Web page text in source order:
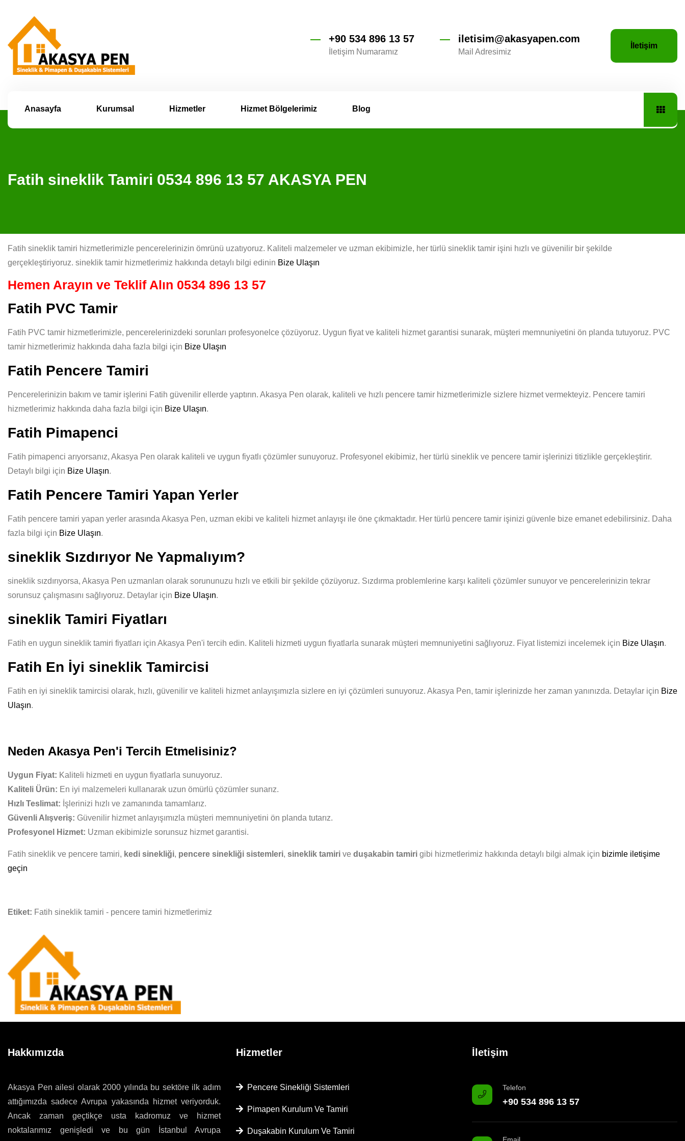
+90 534 896 13 57
İletişim Numaramız
iletisim@akasyapen.com
Mail Adresimiz
İletişim
Anasayfa Kurumsal Hizmetler Hizmet Bölgelerimiz Blog
Fatih sineklik Tamiri 0534 896 13 57 AKASYA PEN
Fatih sineklik tamiri hizmetlerimizle pencerelerinizin ömrünü uzatıyoruz. Kaliteli malzemeler ve uzman ekibimizle, her türlü sineklik tamir işini hızlı ve güvenilir bir şekilde
gerçekleştiriyoruz. sineklik tamir hizmetlerimiz hakkında detaylı bilgi edinin Bize Ulaşın
Hemen Arayın ve Teklif Alın 0534 896 13 57
Fatih PVC Tamir
Fatih PVC tamir hizmetlerimizle, pencerelerinizdeki sorunları profesyonelce çözüyoruz. Uygun fiyat ve kaliteli hizmet garantisi sunarak, müşteri memnuniyetini ön planda tutuyoruz. PVC
tamir hizmetlerimiz hakkında daha fazla bilgi için Bize Ulaşın
Fatih Pencere Tamiri
Pencerelerinizin bakım ve tamir işlerini Fatih güvenilir ellerde yaptırın. Akasya Pen olarak, kaliteli ve hızlı pencere tamir hizmetlerimizle sizlere hizmet vermekteyiz. Pencere tamiri
hizmetlerimiz hakkında daha fazla bilgi için Bize Ulaşın.
Fatih Pimapenci
Fatih pimapenci arıyorsanız, Akasya Pen olarak kaliteli ve uygun fiyatlı çözümler sunuyoruz. Profesyonel ekibimiz, her türlü sineklik ve pencere tamir işlerinizi titizlikle gerçekleştirir.
Detaylı bilgi için Bize Ulaşın.
Fatih Pencere Tamiri Yapan Yerler
Fatih pencere tamiri yapan yerler arasında Akasya Pen, uzman ekibi ve kaliteli hizmet anlayışı ile öne çıkmaktadır. Her türlü pencere tamir işinizi güvenle bize emanet edebilirsiniz. Daha
fazla bilgi için Bize Ulaşın.
sineklik Sızdırıyor Ne Yapmalıyım?
sineklik sızdırıyorsa, Akasya Pen uzmanları olarak sorununuzu hızlı ve etkili bir şekilde çözüyoruz. Sızdırma problemlerine karşı kaliteli çözümler sunuyor ve pencerelerinizin tekrar
sorunsuz çalışmasını sağlıyoruz. Detaylar için Bize Ulaşın.
sineklik Tamiri Fiyatları
Fatih en uygun sineklik tamiri fiyatları için Akasya Pen'i tercih edin. Kaliteli hizmeti uygun fiyatlarla sunarak müşteri memnuniyetini sağlıyoruz. Fiyat listemizi incelemek için Bize Ulaşın.
Fatih En İyi sineklik Tamircisi
Fatih en iyi sineklik tamircisi olarak, hızlı, güvenilir ve kaliteli hizmet anlayışımızla sizlere en iyi çözümleri sunuyoruz. Akasya Pen, tamir işlerinizde her zaman yanınızda. Detaylar için Bize
Ulaşın.
Neden Akasya Pen'i Tercih Etmelisiniz?
Uygun Fiyat: Kaliteli hizmeti en uygun fiyatlarla sunuyoruz.
Kaliteli Ürün: En iyi malzemeleri kullanarak uzun ömürlü çözümler sunarız.
Hızlı Teslimat: İşlerinizi hızlı ve zamanında tamamlarız.
Güvenli Alışveriş: Güvenilir hizmet anlayışımızla müşteri memnuniyetini ön planda tutarız.
Profesyonel Hizmet: Uzman ekibimizle sorunsuz hizmet garantisi.
Fatih sineklik ve pencere tamiri, kedi sinekliği, pencere sinekliği sistemleri, sineklik tamiri ve duşakabin tamiri gibi hizmetlerimiz hakkında detaylı bilgi almak için bizimle iletişime
geçin
Etiket: Fatih sineklik tamiri - pencere tamiri hizmetlerimiz
Hakkımızda
Akasya Pen ailesi olarak 2000 yılında bu sektöre ilk adım
attığımızda sadece Avrupa yakasında hizmet veriyorduk.
Ancak zaman geçtikçe usta kadromuz ve hizmet
noktalarımız genişledi ve bu gün İstanbul Avrupa
Hizmetler
Pencere Sinekliği Sistemleri
Pimapen Kurulum Ve Tamiri
Duşakabin Kurulum Ve Tamiri
İletişim
Telefon
+90 534 896 13 57